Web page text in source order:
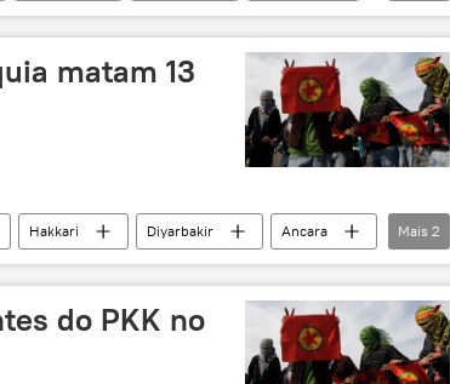
matam 13
Hakkari Diyarbakir
Ancara
Mais 2
do PKK no